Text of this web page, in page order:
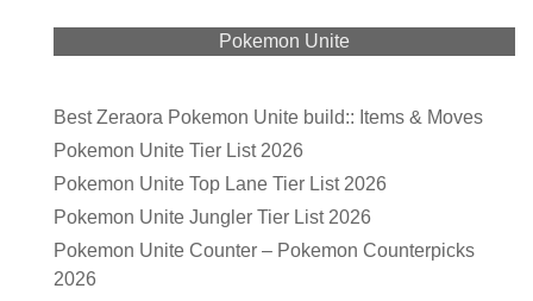
Pokemon Unite
Best Zeraora Pokemon Unite build:: Items & Moves
Pokemon Unite Tier List 2026
Pokemon Unite Top Lane Tier List 2026
Pokemon Unite Jungler Tier List 2026
Pokemon Unite Counter – Pokemon Counterpicks
2026